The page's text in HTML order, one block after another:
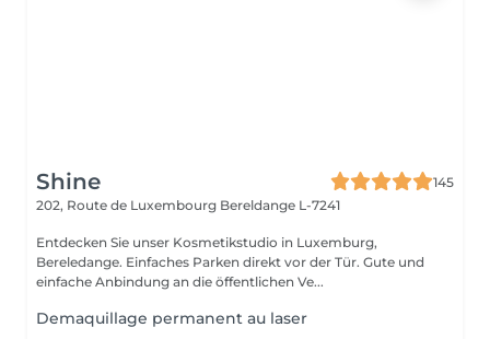
Shine
145
202, Route de Luxembourg Bereldange L-7241
Entdecken Sie unser Kosmetikstudio in Luxemburg,
Bereledange. Einfaches Parken direkt vor der Tür. Gute und
einfache Anbindung an die öffentlichen Ve...
Demaquillage permanent au laser